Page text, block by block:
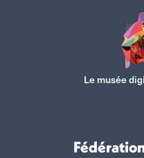
Le musée